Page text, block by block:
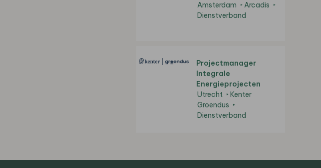
Amsterdam
Arcadis
Dienstverband
Projectmanager
Integrale
Energieprojecten
Utrecht
Kenter
Groendus
Dienstverband